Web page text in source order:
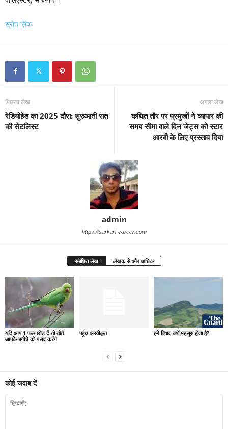
स्रोत लिंक
पिछला लेख
रेडियोहेड का 2025 दौरा: शुरुआती रात
की सेटलिस्ट
अगला लेख
कथित तौर पर प्रमुखों ने व्यापार की
समय सीमा वाले दिन जेट्स को स्टार
आरबी के लिए प्रस्ताव दिया
admin
https://sarkari-career.com
संबंधित लेख लेखक से और अधिक
यदि आप 1 फल छोड़ दें तो तोते
आपके बगीचे को पसंद करेंगे
पहुंच अस्वीकृत हमें विषाद क्यों महसूस होता है?
कोई जवाब दें